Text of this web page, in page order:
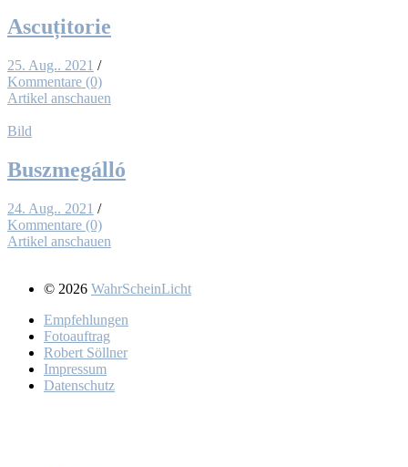
As­cuți­to­rie
25. Aug.. 2021 /
Kommentare (0)
Artikel anschauen
Bild
Buszme­gál­ló
24. Aug.. 2021 /
Kommentare (0)
Artikel anschauen
© 2026 WahrScheinLicht
Emp­feh­lun­gen
Fo­to­auf­trag
Ro­bert Söll­ner
Im­pres­sum
Da­ten­schutz